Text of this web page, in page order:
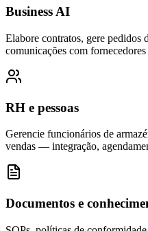
Business AI
Elabore contratos, gere pedidos
comunicações com
RH e pessoas
Gerencie funcionários de
vendas — integração,
Documentos e